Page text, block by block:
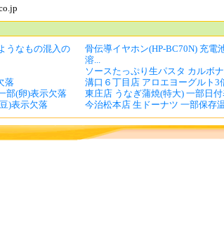
うなもの混入の
骨伝導イヤホン(HP-BC70N) 充電
溶...
ソースたっぷり生パスタ カルボ
落
溝口６丁目店 アロエヨーグルト3
部(卵)表示欠落
東庄店 うなぎ蒲焼(特大) 一部日
)表示欠落
今治松本店 生ドーナツ 一部保存